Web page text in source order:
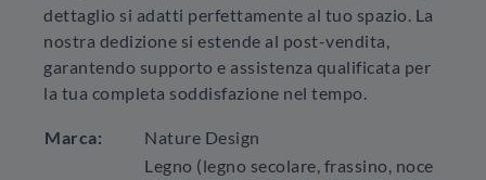
dettaglio si adatti perfettamente al tuo spazio. La
nostra dedizione si estende al post-vendita,
garantendo supporto e assistenza qualificata per
la tua completa soddisfazione nel tempo.
Marca:
Nature Design
Legno (legno secolare, frassino, noce